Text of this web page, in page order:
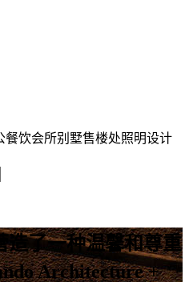
造了一种温馨和尊重
Architecture +